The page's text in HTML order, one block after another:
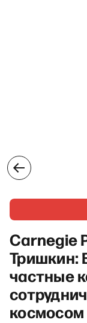
Carnegie
Тришкин:
частные
космосом